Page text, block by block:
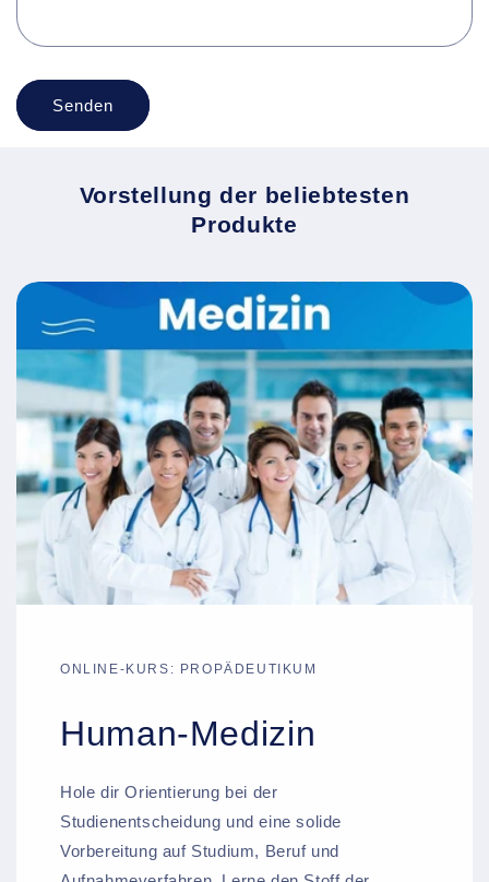
Senden
Vorstellung der beliebtesten
Produkte
ONLINE-KURS: PROPÄDEUTIKUM
Human-Medizin
Hole dir Orientierung bei der
Studienentscheidung und eine solide
Vorbereitung auf Studium, Beruf und